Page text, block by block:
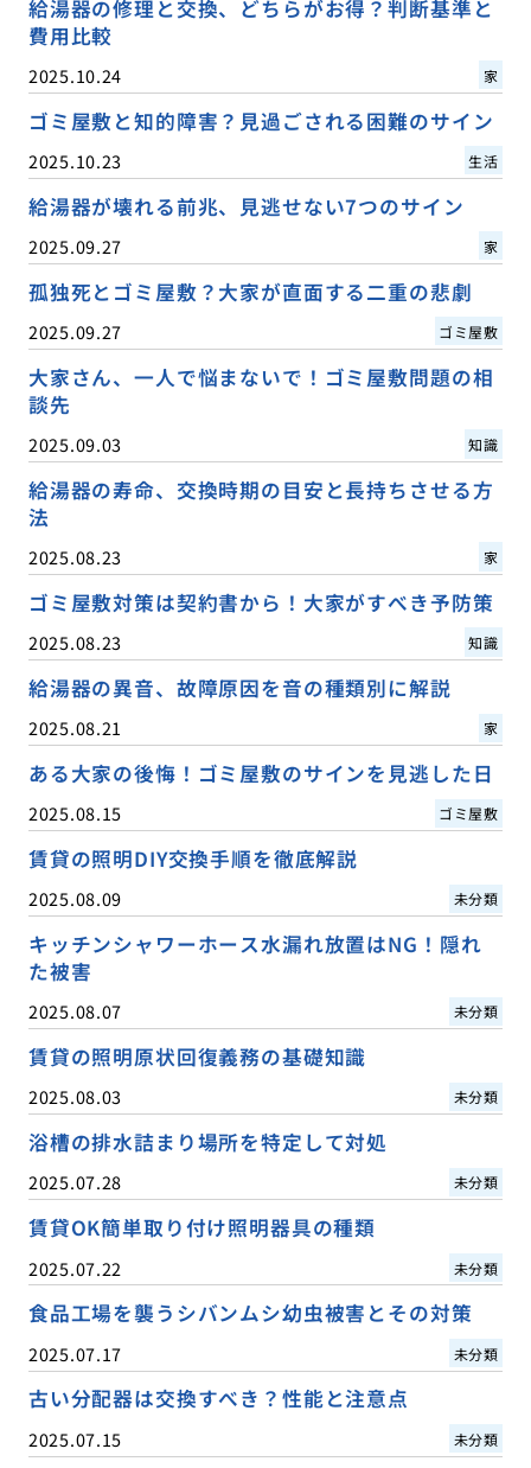
給湯器の修理と交換、どちらがお得？判断基準と
費用比較
2025.10.24 家
ゴミ屋敷と知的障害？見過ごされる困難のサイン
2025.10.23 生活
給湯器が壊れる前兆、見逃せない7つのサイン
2025.09.27 家
孤独死とゴミ屋敷？大家が直面する二重の悲劇
2025.09.27 ゴミ屋敷
大家さん、一人で悩まないで！ゴミ屋敷問題の相
談先
2025.09.03 知識
給湯器の寿命、交換時期の目安と長持ちさせる方
法
2025.08.23 家
ゴミ屋敷対策は契約書から！大家がすべき予防策
2025.08.23 知識
給湯器の異音、故障原因を音の種類別に解説
2025.08.21 家
ある大家の後悔！ゴミ屋敷のサインを見逃した日
2025.08.15 ゴミ屋敷
賃貸の照明DIY交換手順を徹底解説
2025.08.09 未分類
キッチンシャワーホース水漏れ放置はNG！隠れ
た被害
2025.08.07 未分類
賃貸の照明原状回復義務の基礎知識
2025.08.03 未分類
浴槽の排水詰まり場所を特定して対処
2025.07.28 未分類
賃貸OK簡単取り付け照明器具の種類
2025.07.22 未分類
食品工場を襲うシバンムシ幼虫被害とその対策
2025.07.17 未分類
古い分配器は交換すべき？性能と注意点
2025.07.15 未分類